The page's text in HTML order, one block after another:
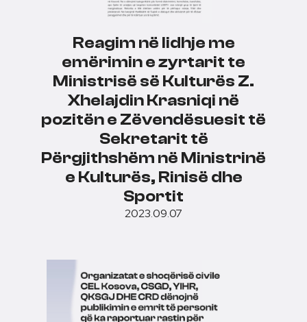
Reagim në lidhje me
emërimin e zyrtarit te
Ministrisë së Kulturës Z.
Xhelajdin Krasniqi në
pozitën e Zëvendësuesit të
Sekretarit të
Përgjithshëm në Ministrinë
e Kulturës, Rinisë dhe
Sportit
2023.09.07